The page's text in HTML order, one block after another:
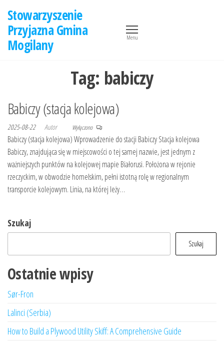
treści
Stowarzyszenie
Przyjazna Gmina
Mogilany
Menu
Tag: babiczy
Babiczy (stacja kolejowa)
2025-08-22 Autor Wyłączono
Babiczy (stacja kolejowa) Wprowadzenie do stacji Babiczy Stacja kolejowa
Babiczy, znajdująca się w miejscowości o tej samej nazwie, jest jednym z
ważniejszych punktów na kolejowej mapie Białorusi. Położona w rejonie
rzeczyckim, w obwodzie homelskim, pełni istotną rolę w regionalnym
transporcie kolejowym. Linia, na której leży…
Szukaj
Szukaj
Ostatnie wpisy
Sør-Fron
Lalinci (Serbia)
How to Build a Plywood Utility Skiff: A Comprehensive Guide